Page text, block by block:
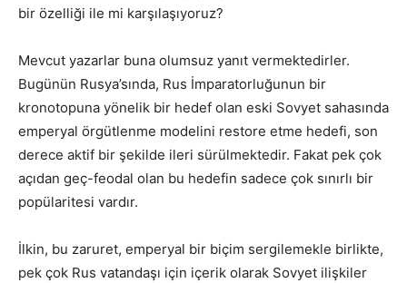
bir özelliği ile mi karşılaşıyoruz?
Mevcut yazarlar buna olumsuz yanıt vermektedirler.
Bugünün Rusya’sında, Rus İmparatorluğunun bir
kronotopuna yönelik bir hedef olan eski Sovyet sahasında
emperyal örgütlenme modelini restore etme hedefi, son
derece aktif bir şekilde ileri sürülmektedir. Fakat pek çok
açıdan geç-feodal olan bu hedefin sadece çok sınırlı bir
popülaritesi vardır.
İlkin, bu zaruret, emperyal bir biçim sergilemekle birlikte,
pek çok Rus vatandaşı için içerik olarak Sovyet ilişkiler